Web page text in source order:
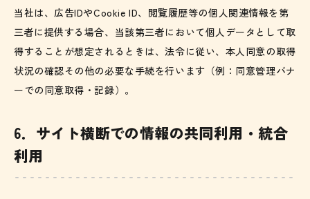
当社は、広告IDやCookie ID、閲覧履歴等の個人関連情報を第
三者に提供する場合、当該第三者において個人データとして取
得することが想定されるときは、法令に従い、本人同意の取得
状況の確認その他の必要な手続を行います（例：同意管理バナ
ーでの同意取得・記録）。
6．サイト横断での情報の共同利用・統合
利用